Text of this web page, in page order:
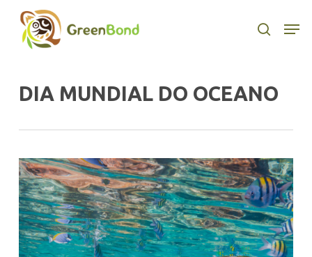
main
content
search
DIA MUNDIAL DO OCEANO